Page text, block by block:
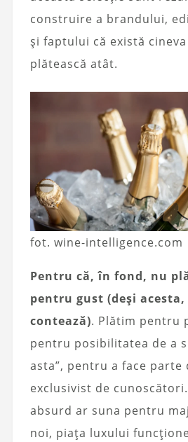
construire a brandului,
și faptului că există
plătească atât.
fot. wine-intelligence.com
Pentru că, în fond, nu
pentru gust (deși acesta,
contează). Plătim pentru
pentru posibilitatea de a
asta”, pentru a face
exclusivist de
absurd ar suna pentru
noi, piața luxului